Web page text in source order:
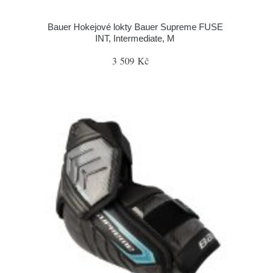
Bauer Hokejové lokty Bauer Supreme FUSE
INT, Intermediate, M
3 509 Kč